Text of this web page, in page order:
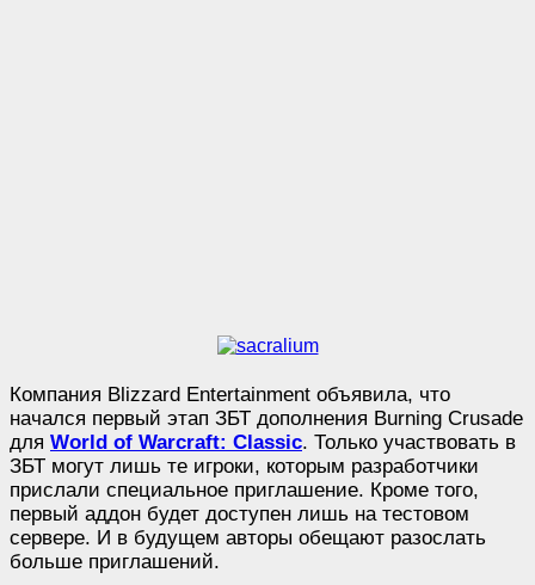
Компания Blizzard Entertainment объявила, что
начался первый этап ЗБТ дополнения Burning Crusade
для World of Warcraft: Classic. Только участвовать в
ЗБТ могут лишь те игроки, которым разработчики
прислали специальное приглашение. Кроме того,
первый аддон будет доступен лишь на тестовом
сервере. И в будущем авторы обещают разослать
больше приглашений.